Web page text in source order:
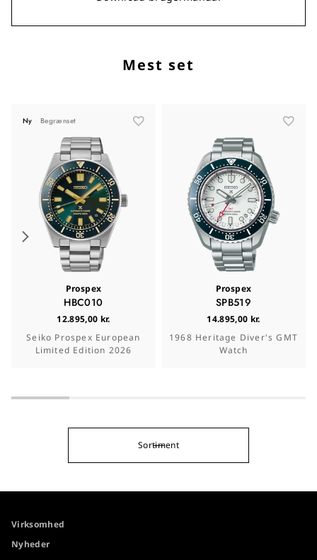
Mest set
Ny Begrænset
Prospex
HBC010
12.895,00 kr.
Seiko Prospex European
Limited Edition 2026
Prospex
SPB519
14.895,00 kr.
1968 Heritage Diver's GMT
Watch
Sortiment
Virksomhed
Nyheder